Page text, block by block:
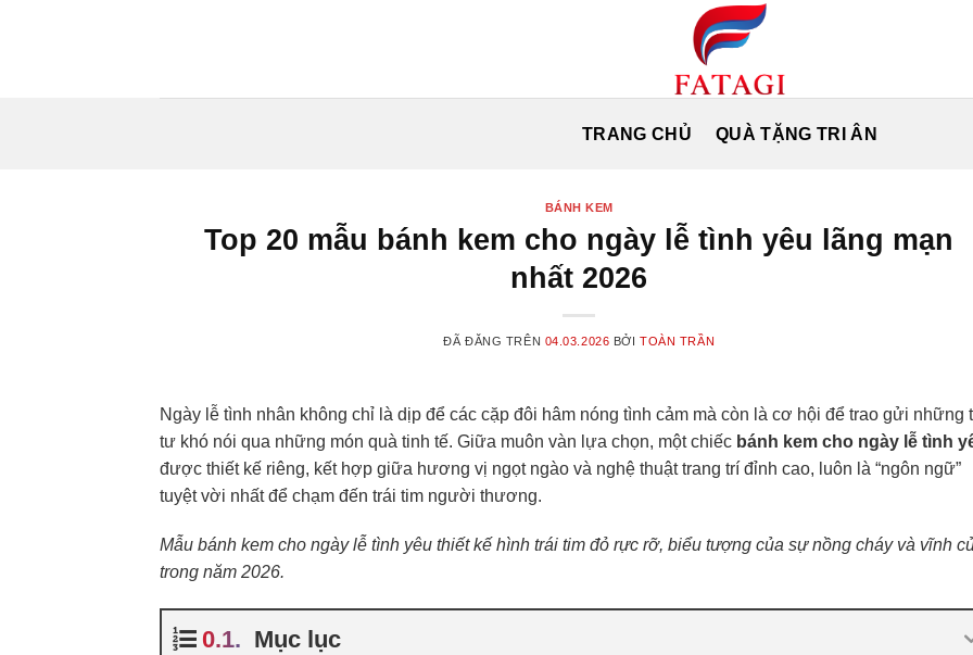
TRANG CHỦ QUÀ TẶNG TRI ÂN
BÁNH KEM
Top 20 mẫu bánh kem cho ngày lễ tình yêu lãng mạn
nhất 2026
ĐÃ ĐĂNG TRÊN 04.03.2026 BỞITOÀN TRẦN
Ngày lễ tình nhân không chỉ là dịp để các cặp đôi hâm nóng tình cảm mà còn là cơ hội để trao gửi những
tư khó nói qua những món quà tinh tế. Giữa muôn vàn lựa chọn, một chiếc bánh kem cho ngày lễ tình
được thiết kế riêng, kết hợp giữa hương vị ngọt ngào và nghệ thuật trang trí đỉnh cao, luôn là “ngôn ngữ”
tuyệt vời nhất để chạm đến trái tim người thương.
Mẫu bánh kem cho ngày lễ tình yêu thiết kế hình trái tim đỏ rực rỡ, biểu tượng của sự nồng cháy và vĩnh
trong năm 2026.
Mục lục